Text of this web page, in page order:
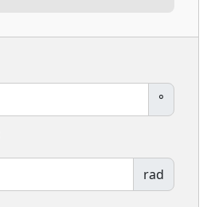
°
rad